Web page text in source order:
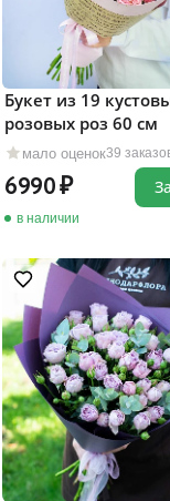
мало оценок39
Букет из 19
розовых роз 60 см
6990
в наличии